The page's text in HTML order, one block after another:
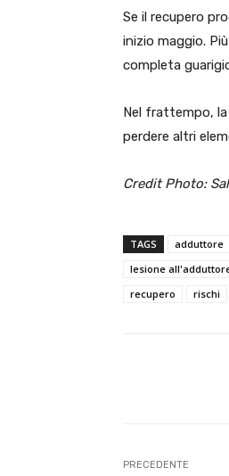
Se il recupero
inizio maggio.
completa
Nel frattempo,
perdere altri
Credit Photo:
TAGS adduttore
lesione
recupero
rischi
PRECEDENTE